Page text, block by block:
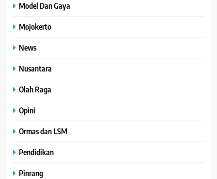
Model Dan Gaya
Mojokerto
News
Nusantara
Olah Raga
Opini
Ormas dan LSM
Pendidikan
Pinrang